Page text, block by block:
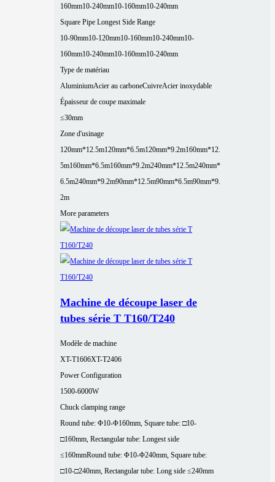
160mm10-240mm10-160mm10-240mm
Square Pipe Longest Side Range
10-90mm10-120mm10-160mm10-240mm10-
160mm10-240mm10-160mm10-240mm
Type de matériau
AluminiumAcier au carboneCuivreAcier inoxydable
Épaisseur de coupe maximale
≤30mm
Zone d'usinage
120mm*12.5m120mm*6.5m120mm*9.2m160mm*12.
5m160mm*6.5m160mm*9.2m240mm*12.5m240mm*
6.5m240mm*9.2m90mm*12.5m90mm*6.5m90mm*9.
2m
More parameters
Machine de découpe laser de
tubes série T T160/T240
Modèle de machine
XT-T1606XT-T2406
Power Configuration
1500-6000W
Chuck clamping range
Round tube: Φ10-Φ160mm, Square tube: □10-
□160mm, Rectangular tube: Longest side
≤160mmRound tube: Φ10-Φ240mm, Square tube:
□10-□240mm, Rectangular tube: Long side ≤240mm